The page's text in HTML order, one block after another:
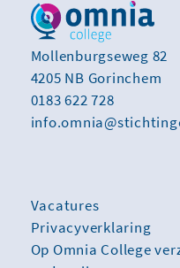
Mollenburgseweg 82
4205 NB Gorinchem
0183 622 728
Vacatures
Privacyverklaring
Op Omnia College